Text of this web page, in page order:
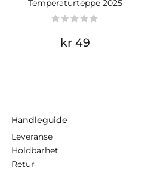
Temperaturteppe 2025
kr 49
Handleguide
Leveranse
Holdbarhet
Retur